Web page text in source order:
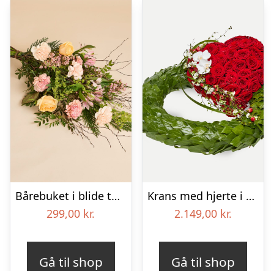
Bårebuket i blide toner
299,00 kr.
Gå til shop
Krans med hjerte i klassisk stil – rød og hvid
2.149,00 kr.
Gå til shop